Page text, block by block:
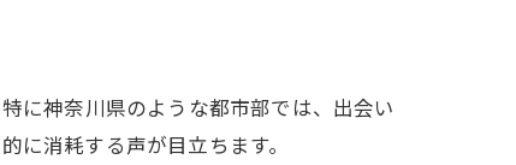
に神奈川県のような都市部では、出会い
消耗する声が目立ちます。